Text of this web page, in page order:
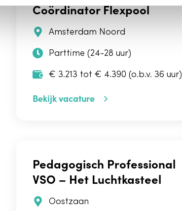
Coördinator Flexpool
Amsterdam Noord
Parttime (24-28 uur)
€ 3.213 tot € 4.390 (o.b.v. 36 uur)
Bekijk vacature
Pedagogisch Professional
VSO – Het Luchtkasteel
Oostzaan